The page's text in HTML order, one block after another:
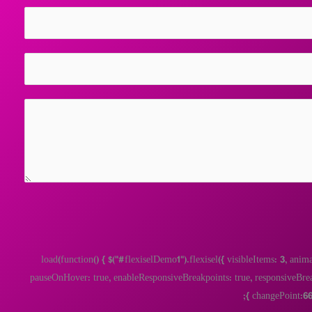
$(window).load(function() { $("#flexiselDemo1").flexisel({ visibleItems: 3,
pauseOnHover: true, enableResponsiveBreakpoints: true,
{